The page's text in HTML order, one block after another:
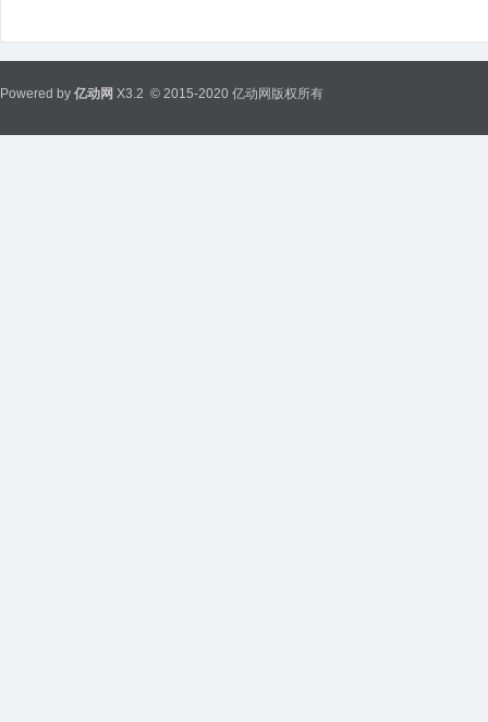
Powered by 亿动网 X3.2 © 2015-2020 亿动网版权所有